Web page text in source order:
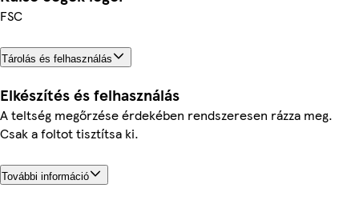
FSC
Tárolás és felhasználás
Elkészítés és felhasználás
A teltség megőrzése érdekében rendszeresen rázza meg.
Csak a foltot tisztítsa ki.
További információ